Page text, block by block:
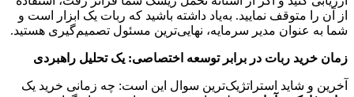
از آن را متوقف نمایید. به‌یاد داشته باشید که ربات یک ابزار است و
شما به عنوان مدیر سرمایه، نهایی‌ترین مسئول تصمیم‌گیری هستید.
زمان خرید ربات در برابر توسعه اختصاصی: یک تحلیل راهبردی
آخرین و شاید استراتژیک‌ترین سوال این است: چه زمانی خرید یک